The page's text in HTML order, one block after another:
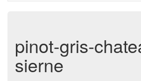
pinot-gris-
sierne